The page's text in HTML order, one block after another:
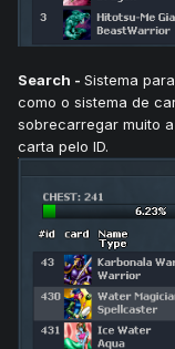
Search - Sistema
como o sistema de
sobrecarregar muito
carta pelo ID.